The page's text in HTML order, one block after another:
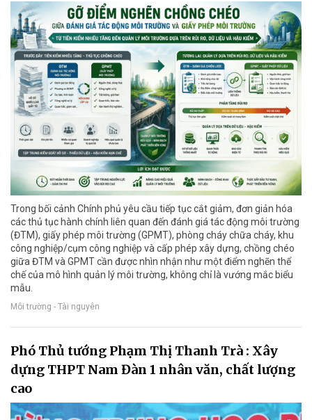
Trong bối cảnh Chính phủ yêu cầu tiếp tục cắt giảm, đơn giản hóa
các thủ tục hành chính liên quan đến đánh giá tác động môi trường
(ĐTM), giấy phép môi trường (GPMT), phòng cháy chữa cháy, khu
công nghiệp/cụm công nghiệp và cấp phép xây dựng, chồng chéo
giữa ĐTM và GPMT cần được nhìn nhận như một điểm nghẽn thể
chế của mô hình quản lý môi trường, không chỉ là vướng mắc biểu
mẫu.
Môi trường - Tài nguyên
Phó Thủ tướng Phạm Thị Thanh Trà : Xây
dựng THPT Nam Đàn 1 nhân văn, chất lượng
cao